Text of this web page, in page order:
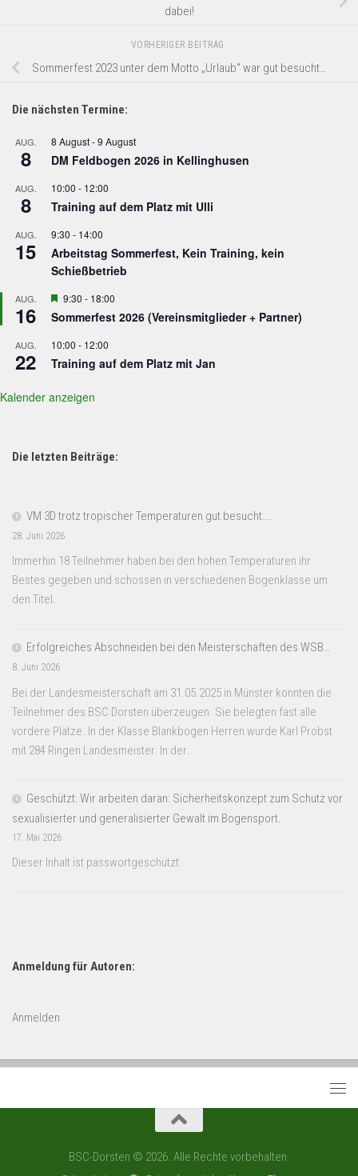
dabei!
VORHERIGER BEITRAG
Sommerfest 2023 unter dem Motto „Urlaub“ war gut besucht…
Die nächsten Termine:
AUG.
8
8 August-9 August
DM Feldbogen 2026 in Kellinghusen
AUG.
8
10:00 - 12:00
Training auf dem Platz mit Ulli
AUG.
15
9:30 - 14:00
Arbeitstag Sommerfest, Kein Training, kein
Schießbetrieb
AUG.
16
Hervorgehoben
9:30 - 18:00
Sommerfest 2026 (Vereinsmitglieder + Partner)
AUG.
22
10:00 - 12:00
Training auf dem Platz mit Jan
Kalender anzeigen
Die letzten Beiträge:
VM 3D trotz tropischer Temperaturen gut besucht….
28. Juni 2026
Immerhin 18 Teilnehmer haben bei den hohen Temperaturen ihr
Bestes gegeben und schossen in verschiedenen Bogenklasse um
den Titel.
Erfolgreiches Abschneiden bei den Meisterschaften des WSB…
8. Juni 2026
Bei der Landesmeisterschaft am 31.05.2025 in Münster konnten die
Teilnehmer des BSC Dorsten überzeugen. Sie belegten fast alle
vordere Plätze. In der Klasse Blankbogen Herren wurde Karl Probst
mit 284 Ringen Landesmeister. In der...
Geschützt: Wir arbeiten daran: Sicherheitskonzept zum Schutz vor
sexualisierter und generalisierter Gewalt im Bogensport.
17. Mai 2026
Dieser Inhalt ist passwortgeschützt.
Anmeldung für Autoren:
Anmelden
BSC-Dorsten © 2026. Alle Rechte vorbehalten.